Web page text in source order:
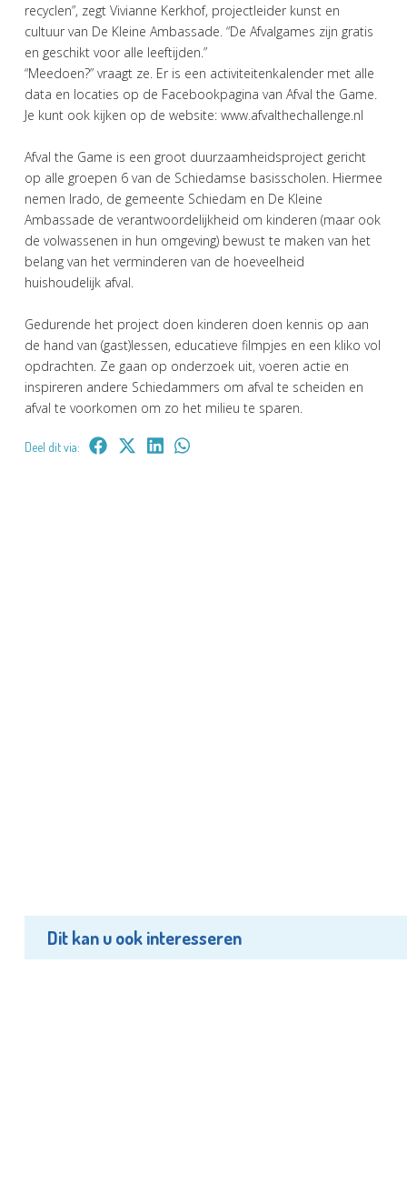
recyclen”, zegt Vivianne Kerkhof, projectleider kunst en
cultuur van De Kleine Ambassade. “De Afvalgames zijn gratis
en geschikt voor alle leeftijden.”
“Meedoen?” vraagt ze. Er is een activiteitenkalender met alle
data en locaties op de Facebookpagina van Afval the Game.
Je kunt ook kijken op de website: www.afvalthechallenge.nl
Afval the Game is een groot duurzaamheidsproject gericht
op alle groepen 6 van de Schiedamse basisscholen. Hiermee
nemen Irado, de gemeente Schiedam en De Kleine
Ambassade de verantwoordelijkheid om kinderen (maar ook
de volwassenen in hun omgeving) bewust te maken van het
belang van het verminderen van de hoeveelheid
huishoudelijk afval.
Gedurende het project doen kinderen doen kennis op aan
de hand van (gast)lessen, educatieve filmpjes en een kliko vol
opdrachten. Ze gaan op onderzoek uit, voeren actie en
inspireren andere Schiedammers om afval te scheiden en
afval te voorkomen om zo het milieu te sparen.
Deel dit via:
Dit kan u ook interesseren